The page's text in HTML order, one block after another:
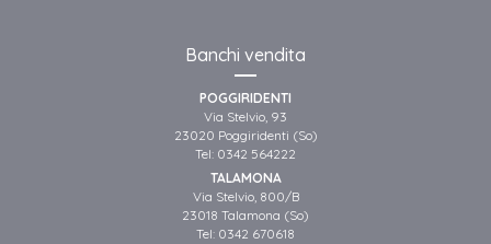
Banchi vendita
POGGIRIDENTI
Via Stelvio, 93
23020 Poggiridenti (So)
Tel: 0342 564222
TALAMONA
Via Stelvio, 800/B
23018 Talamona (So)
Tel: 0342 670618